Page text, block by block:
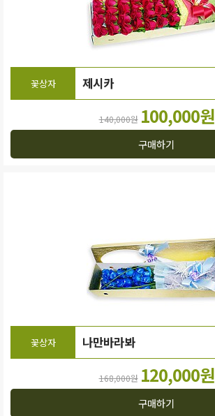
꽃상자 제시카
140,000원 100,000원
구매하기
꽃상자 나만바라봐
168,000원 120,000원
구매하기